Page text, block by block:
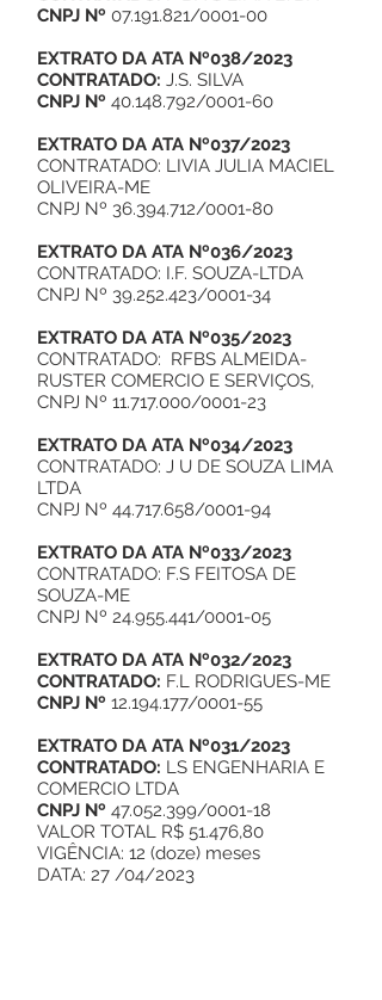
CNPJ Nº 07.191.821/0001-00
EXTRATO DA ATA Nº038/2023
CONTRATADO: J.S. SILVA
CNPJ Nº 40.148.792/0001-60
EXTRATO DA ATA Nº037/2023
CONTRATADO: LIVIA JULIA MACIEL
OLIVEIRA-ME
CNPJ Nº 36.394.712/0001-80
EXTRATO DA ATA Nº036/2023
CONTRATADO: I.F. SOUZA-LTDA
CNPJ Nº 39.252.423/0001-34
EXTRATO DA ATA Nº035/2023
CONTRATADO: RFBS ALMEIDA-
RUSTER COMERCIO E SERVIÇOS,
CNPJ Nº 11.717.000/0001-23
EXTRATO DA ATA Nº034/2023
CONTRATADO: J U DE SOUZA LIMA
LTDA
CNPJ Nº 44.717.658/0001-94
EXTRATO DA ATA Nº033/2023
CONTRATADO: F.S FEITOSA DE
SOUZA-ME
CNPJ Nº 24.955.441/0001-05
EXTRATO DA ATA Nº032/2023
CONTRATADO: F.L RODRIGUES-ME
CNPJ Nº 12.194.177/0001-55
EXTRATO DA ATA Nº031/2023
CONTRATADO: LS ENGENHARIA E
COMERCIO LTDA
CNPJ Nº 47.052.399/0001-18
VALOR TOTAL R$ 51.476,80
VIGÊNCIA: 12 (doze) meses
DATA: 27 /04/2023